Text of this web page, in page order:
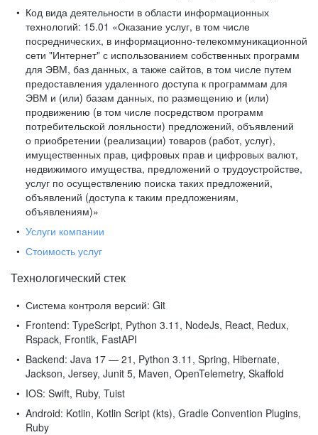
Код вида деятельности в области информационных
технологий: 15.01 «Оказание услуг, в том числе
посреднических, в информационно-телекоммуникационной
сети "Интернет" с использованием собственных программ
для ЭВМ, баз данных, а также сайтов, в том числе путем
предоставления удаленного доступа к программам для
ЭВМ и (или) базам данных, по размещению и (или)
продвижению (в том числе посредством программ
потребительской лояльности) предложений, объявлений
о приобретении (реализации) товаров (работ, услуг),
имущественных прав, цифровых прав и цифровых валют,
недвижимого имущества, предложений о трудоустройстве,
услуг по осуществлению поиска таких предложений,
объявлений (доступа к таким предложениям,
объявлениям)»
Услуги компании
Стоимость услуг
Технологический стек
Система контроля версий: Git
Frontend: TypeScript, Python 3.11, NodeJs, React, Redux,
Rspack, Frontik, FastAPI
Backend: Java 17 — 21, Python 3.11, Spring, Hibernate,
Jackson, Jersey, Junit 5, Maven, OpenTelemetry, Skaffold
IOS: Swift, Ruby, Tuist
Android: Kotlin, Kotlin Script (kts), Gradle Convention Plugins,
Ruby